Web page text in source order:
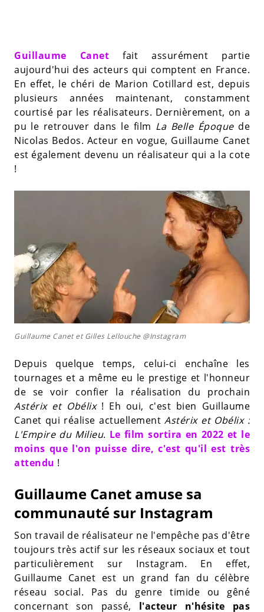
Guillaume Canet fait assurément partie
aujourd'hui des acteurs qui comptent en France.
En effet, le chéri de Marion Cotillard est, depuis
plusieurs années maintenant, constamment
courtisé par les réalisateurs. Dernièrement, on a
pu le retrouver dans le film La Belle Époquede
Nicolas Bedos. Acteur en vogue, Guillaume Canet
est également devenu un réalisateur qui a la cote
!
Guillaume Canet et Gilles Lellouche @Instagram
Depuis quelque temps, celui-ci enchaîne les
tournages et a même eu le prestige et l'honneur
de se voir confier la réalisation du prochain
Astérix et Obélix! Eh oui, c'est bien Guillaume
Canet qui réalise actuellementAstérix et Obélix :
L'Empire du Milieu. Le film sortira en 2022 et le
moins que l'on puisse dire, c'est qu'il est très
attendu !
Guillaume Canet amuse sa
communauté sur Instagram
Son travail de réalisateur ne l'empêche pas d'être
toujours très actif sur les réseaux sociaux et tout
particulièrement sur Instagram. En effet,
Guillaume Canet est un grand fan du célèbre
réseau social. Pas du genre timide ou gêné
concernant son passé, l'acteur n'hésite pas